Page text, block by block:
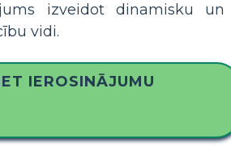
izveidot dinamisku un
vidi.
IEROSINĀJUMU